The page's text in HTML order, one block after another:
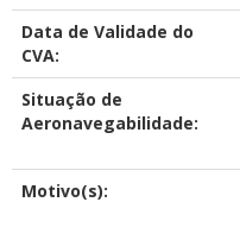
Data de Validade do
CVA:
Situação de
Aeronavegabilidade:
Motivo(s):